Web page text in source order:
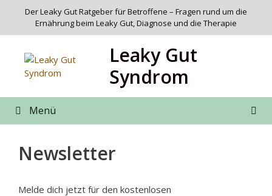
springen
Der Leaky Gut Ratgeber für Betroffene – Fragen rund um die
Ernährung beim Leaky Gut, Diagnose und die Therapie
Leaky Gut
Syndrom
Menü
Newsletter
Melde dich jetzt für den kostenlosen